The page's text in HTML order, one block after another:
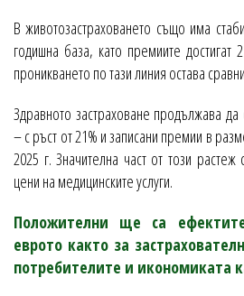
В животозастраховането също има
годишна база, като премиите
проникването по тази линия остава
Здравното застраховане продължава
– с ръст от 21% и записани премии в
2025 г. Значителна част от този
цени на медицинските услуги.
Положителни ще са
еврото както за
потребителите и икономиката